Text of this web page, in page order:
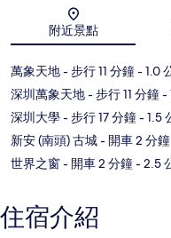
附近景點
萬象天地- 步行 11 分鐘- 1.0
深圳萬象天地- 步行 11 分鐘-
深圳大學- 步行 17 分鐘- 1.5
新安 (南頭) 古城- 開車 2 分鐘
世界之窗- 開車 2 分鐘- 2.5
住宿介紹